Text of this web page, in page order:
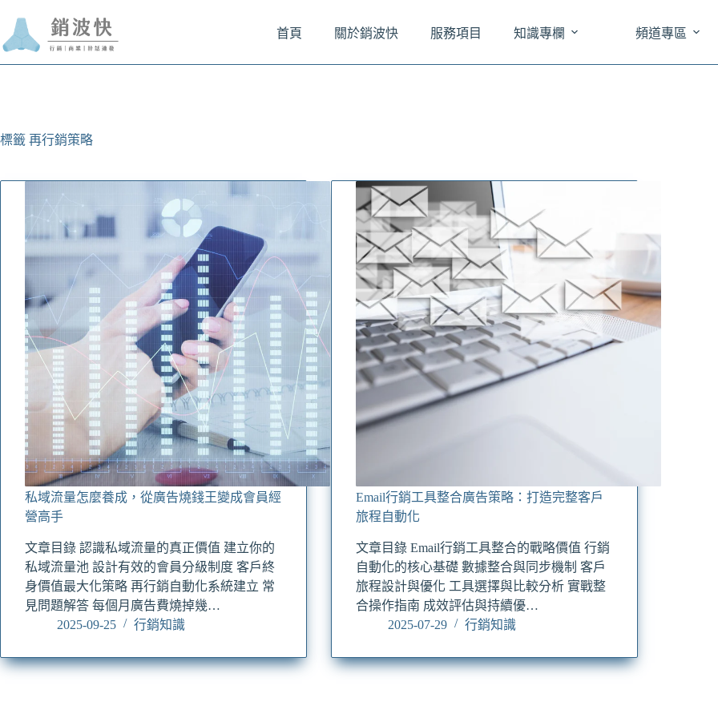
主
要
首頁 關於銷波快 服務項目 知識專欄 頻道專區
標籤 再行銷策略
私域流量怎麼養成，從廣告燒錢王變成會員經
營高手
文章目錄 認識私域流量的真正價值 建立你的
私域流量池 設計有效的會員分級制度 客戶終
身價值最大化策略 再行銷自動化系統建立 常
見問題解答 每個月廣告費燒掉幾…
2025-09-25
行銷知識
Email行銷工具整合廣告策略：打造完整客戶
旅程自動化
文章目錄 Email行銷工具整合的戰略價值 行銷
自動化的核心基礎 數據整合與同步機制 客戶
旅程設計與優化 工具選擇與比較分析 實戰整
合操作指南 成效評估與持續優…
2025-07-29
行銷知識